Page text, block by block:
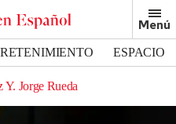
Menú
ESPACIO
Y. Jorge Rueda